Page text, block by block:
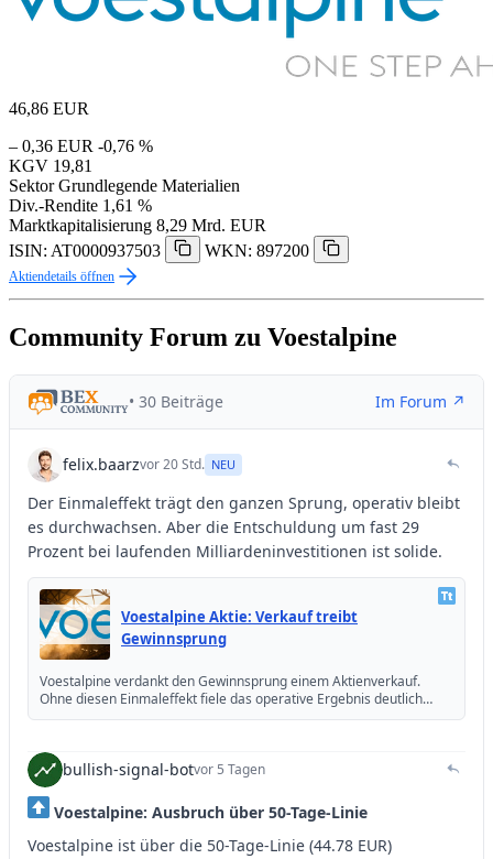
46,86 EUR
– 0,36 EUR -0,76 %
KGV 19,81
Sektor Grundlegende Materialien
Div.-Rendite 1,61 %
Marktkapitalisierung 8,29 Mrd. EUR
ISIN: AT0000937503
WKN: 897200
Aktiendetails öffnen
Community Forum zu Voestalpine